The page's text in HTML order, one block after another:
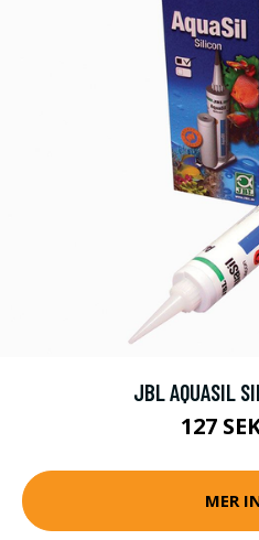
JBL AQUASIL
127
MER